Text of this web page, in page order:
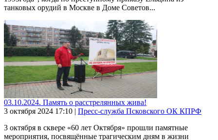
танковых орудий в Москве в Доме Советов...
03.10.2024. Память о расстрелянных жива!
3 октября 2024 17:10 | Пресс-служба Псковского ОК КПРФ
3 октября в сквере «60 лет Октября» прошли памятные
мероприятия, посвящённые трагическим дням в жизни